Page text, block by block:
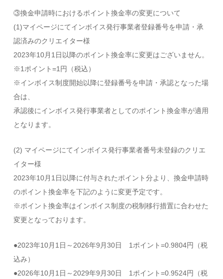
③換金申請時におけるポイント換金率の変更について
(1)マイページにてインボイス発行事業者登録番号を申請・承
認済みのクリエイター様
2023年10月1日以降のポイント換金率に変更はございません。
※1ポイント=1円（税込）
※インボイス制度開始以降に登録番号を申請・承認となった場
合は、
承認後にインボイス発行事業者としてのポイント換金率が適用
となります。
(2) マイページにてインボイス発行事業者番号未登録のクリエ
イター様
2023年10月1日以降に付与されたポイント分より、換金申請時
のポイント換金率を下記のように変更予定です。
※ポイント換金率はインボイス制度の税制移行措置に合わせた
変更となっております。
●2023年10月1日～2026年9月30日 1ポイント=0.9804円（税
込み）
●2026年10月1日～2029年9月30日 1ポイント=0.9524円（税